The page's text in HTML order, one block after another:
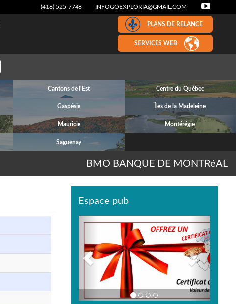
(418) 525-7748 INFOGOEXPLORIA@GMAIL.COM
PLANS DE RELANCE
SERVICES WEB
Cantons de l'Est Centre du Québec
Gaspésie Îles de la Madeleine
Mauricie Montérégie
Saguenay
BMO BANQUE DE MONTRéAL
Espace pub
Previous
Next